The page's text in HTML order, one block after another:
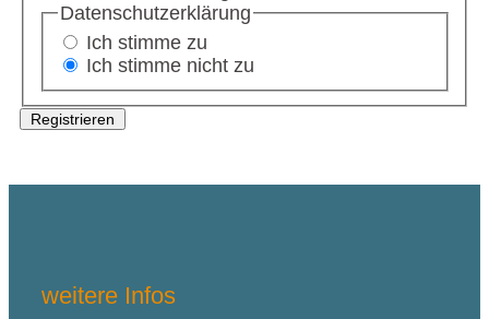
Datenschutzerklärung
Ich stimme zu
Ich stimme nicht zu
Registrieren
weitere Infos